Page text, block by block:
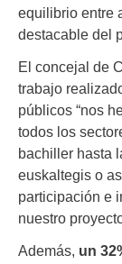
equilibrio entre
destacable del
El concejal de
trabajo
públicos “nos
todos los
bachiller hasta
euskaltegis o
participación e
nuestro
Además, un